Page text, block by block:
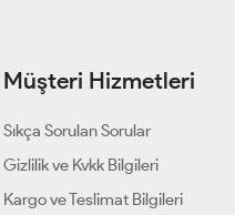
Müşteri Hizmetleri
Sıkça Sorulan Sorular
Gizlilik ve Kvkk Bilgileri
Kargo ve Teslimat Bilgileri